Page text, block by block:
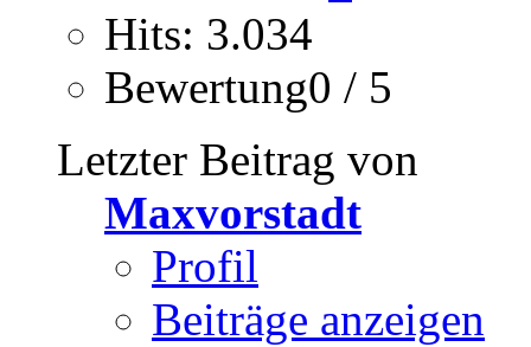
Hits: 3.034
Bewertung0 / 5
Letzter Beitrag von
Maxvorstadt
Profil
Beiträge anzeigen